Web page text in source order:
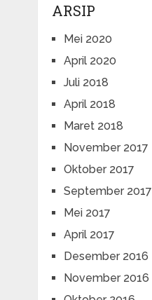
ARSIP
Mei 2020
April 2020
Juli 2018
April 2018
Maret 2018
November 2017
Oktober 2017
September 2017
Mei 2017
April 2017
Desember 2016
November 2016